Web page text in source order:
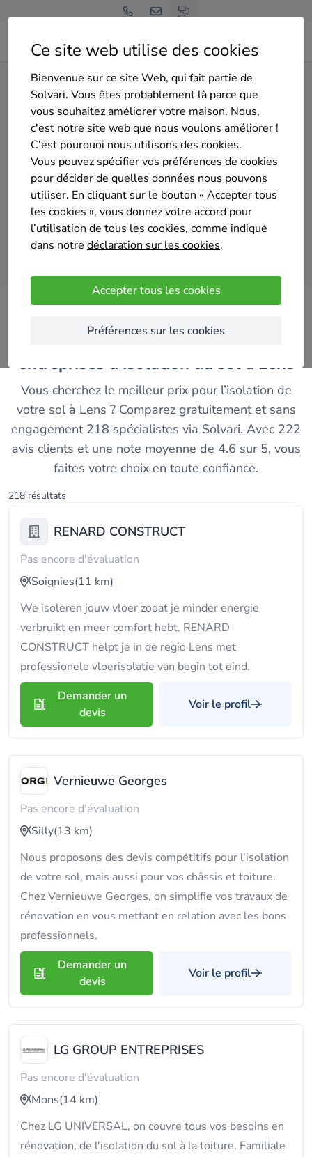
Ce site web utilise des cookies
Bienvenue sur ce site Web, qui fait partie de
Solvari. Vous êtes probablement là parce que
vous souhaitez améliorer votre maison. Nous,
c'est notre site web que nous voulons améliorer !
C'est pourquoi nous utilisons des cookies.
Vous pouvez spécifier vos préférences de cookies
pour décider de quelles données nous pouvons
utiliser. En cliquant sur le bouton « Accepter tous
les cookies », vous donnez votre accord pour
l’utilisation de tous les cookies, comme indiqué
dans notre déclaration sur les cookies.
Accepter tous les cookies
Préférences sur les cookies
Home Isolation du sol Hainaut Lens
Gratuit et sans engagement
Top 20 des entreprises
d'isolation du sol à Lens
Comparer des devis
entreprises d'isolation du sol à Lens
Vous cherchez le meilleur prix pour l’isolation de
votre sol à Lens ? Comparez gratuitement et sans
engagement 218 spécialistes via Solvari. Avec 222
avis clients et une note moyenne de 4.6 sur 5, vous
faites votre choix en toute confiance.
218 résultats
RENARD CONSTRUCT
Pas encore d'évaluation
Soignies(11 km)
We isoleren jouw vloer zodat je minder energie
verbruikt en meer comfort hebt. RENARD
CONSTRUCT helpt je in de regio Lens met
professionele vloerisolatie van begin tot eind.
Demander un
devis
Voir le profil
Vernieuwe Georges
Pas encore d'évaluation
Silly(13 km)
Nous proposons des devis compétitifs pour l'isolation
de votre sol, mais aussi pour vos châssis et toiture.
Chez Vernieuwe Georges, on simplifie vos travaux de
rénovation en vous mettant en relation avec les bons
professionnels.
Demander un
devis
Voir le profil
LG GROUP ENTREPRISES
Pas encore d'évaluation
Mons(14 km)
Chez LG UNIVERSAL, on couvre tous vos besoins en
rénovation, de l'isolation du sol à la toiture. Familiale